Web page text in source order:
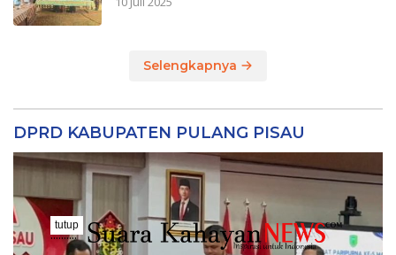
Selengkapnya
DPRD KABUPATEN PULANG PISAU
tutup
..........